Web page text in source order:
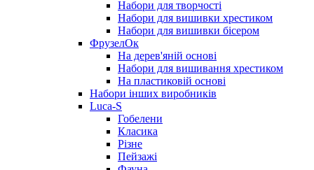
Набори для творчості
Набори для вишивки хрестиком
Набори для вишивки бісером
ФрузелОк
На дерев'яній основі
Набори для вишивання хрестиком
На пластиковій основі
Набори інших виробників
Luca-S
Гобелени
Класика
Різне
Пейзажі